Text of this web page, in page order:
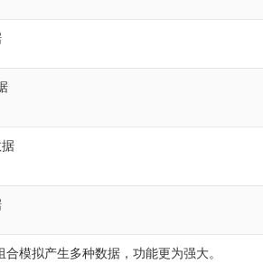
模拟产生多种数据，功能更为强大。